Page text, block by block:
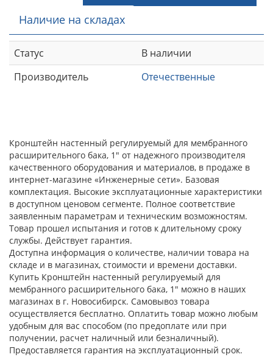
Наличие на складах
Статус
В наличии
Производитель
Отечественные
Кронштейн настенный регулируемый для мембранного
расширительного бака, 1" от надежного производителя
качественного оборудования и материалов, в продаже в
интернет-магазине «Инженерные сети». Базовая
комплектация. Высокие эксплуатационные характеристики
в доступном ценовом сегменте. Полное соответствие
заявленным параметрам и техническим возможностям.
Товар прошел испытания и готов к длительному сроку
службы. Действует гарантия.
Доступна информация о количестве, наличии товара на
складе и в магазинах, стоимости и времени доставки.
Купить Кронштейн настенный регулируемый для
мембранного расширительного бака, 1" можно в наших
магазинах в г. Новосибирск. Самовывоз товара
осуществляется бесплатно. Оплатить товар можно любым
удобным для вас способом (по предоплате или при
получении, расчет наличный или безналичный).
Предоставляется гарантия на эксплуатационный срок.